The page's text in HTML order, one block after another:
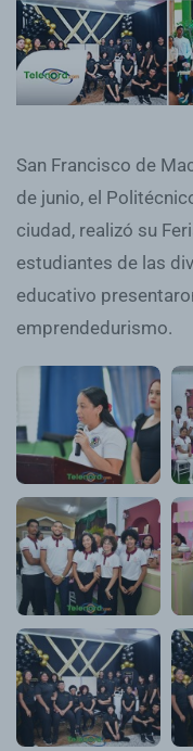
San Francisco de
de junio, el
ciudad, realizó su
estudiantes de las
educativo
emprendedurismo.